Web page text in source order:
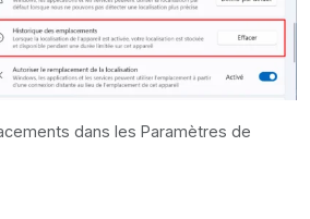
dans les Paramètres de